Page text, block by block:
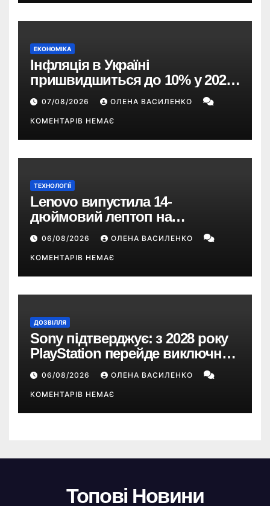
ЕКОНОМІКА
Інфляція в Україні
пришвидшиться до 10% у 2026
році — прогноз НБУ
07/08/2026 ОЛЕНА ВАСИЛЕНКО
КОМЕНТАРІВ НЕМАЄ
ТЕХНОЛОГІЇ
Lenovo випустила 14-
дюймовий лептоп на
Snapdragon X2 з автономністю
понад 33 години
06/08/2026 ОЛЕНА ВАСИЛЕНКО
КОМЕНТАРІВ НЕМАЄ
ДОЗВІЛЛЯ
Sony підтверджує: з 2028 року
PlayStation перейде виключно
на цифрові ігри
06/08/2026 ОЛЕНА ВАСИЛЕНКО
КОМЕНТАРІВ НЕМАЄ
Топові Новини